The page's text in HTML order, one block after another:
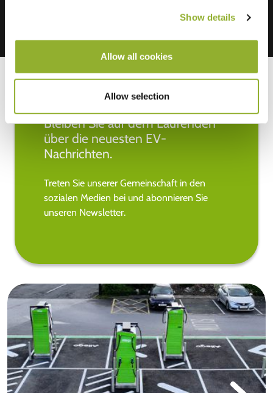
Show details
Allow all cookies
Allow selection
Bleiben Sie auf dem Laufenden
über die neuesten EV-
Nachrichten.
Treten Sie unserer Gemeinschaft in den
sozialen Medien bei und abonnieren Sie
unseren Newsletter.